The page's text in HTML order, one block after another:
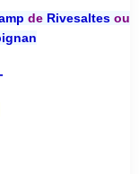
deRivesaltesou